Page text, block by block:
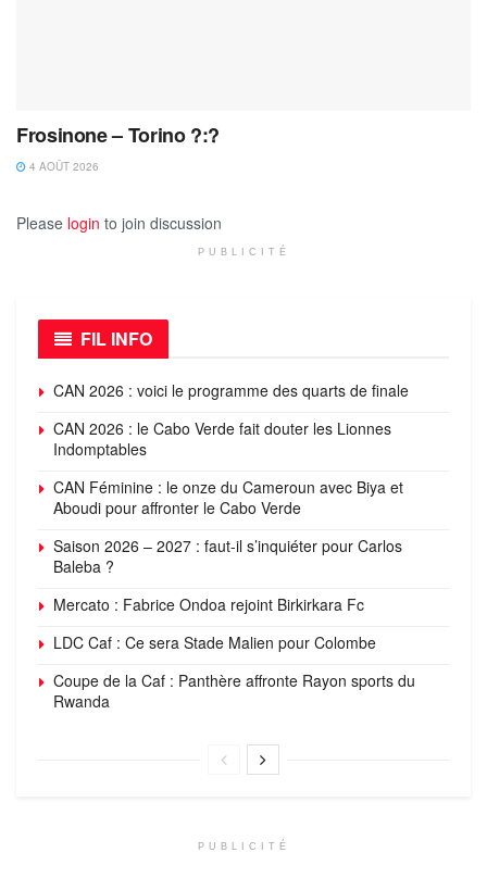
Frosinone – Torino ?:?
4 AOÛT 2026
Please login to join discussion
PUBLICITÉ
FIL INFO
CAN 2026 : voici le programme des quarts de finale
CAN 2026 : le Cabo Verde fait douter les Lionnes
Indomptables
CAN Féminine : le onze du Cameroun avec Biya et
Aboudi pour affronter le Cabo Verde
Saison 2026 – 2027 : faut-il s’inquiéter pour Carlos
Baleba ?
Mercato : Fabrice Ondoa rejoint Birkirkara Fc
LDC Caf : Ce sera Stade Malien pour Colombe
Coupe de la Caf : Panthère affronte Rayon sports du
Rwanda
PUBLICITÉ